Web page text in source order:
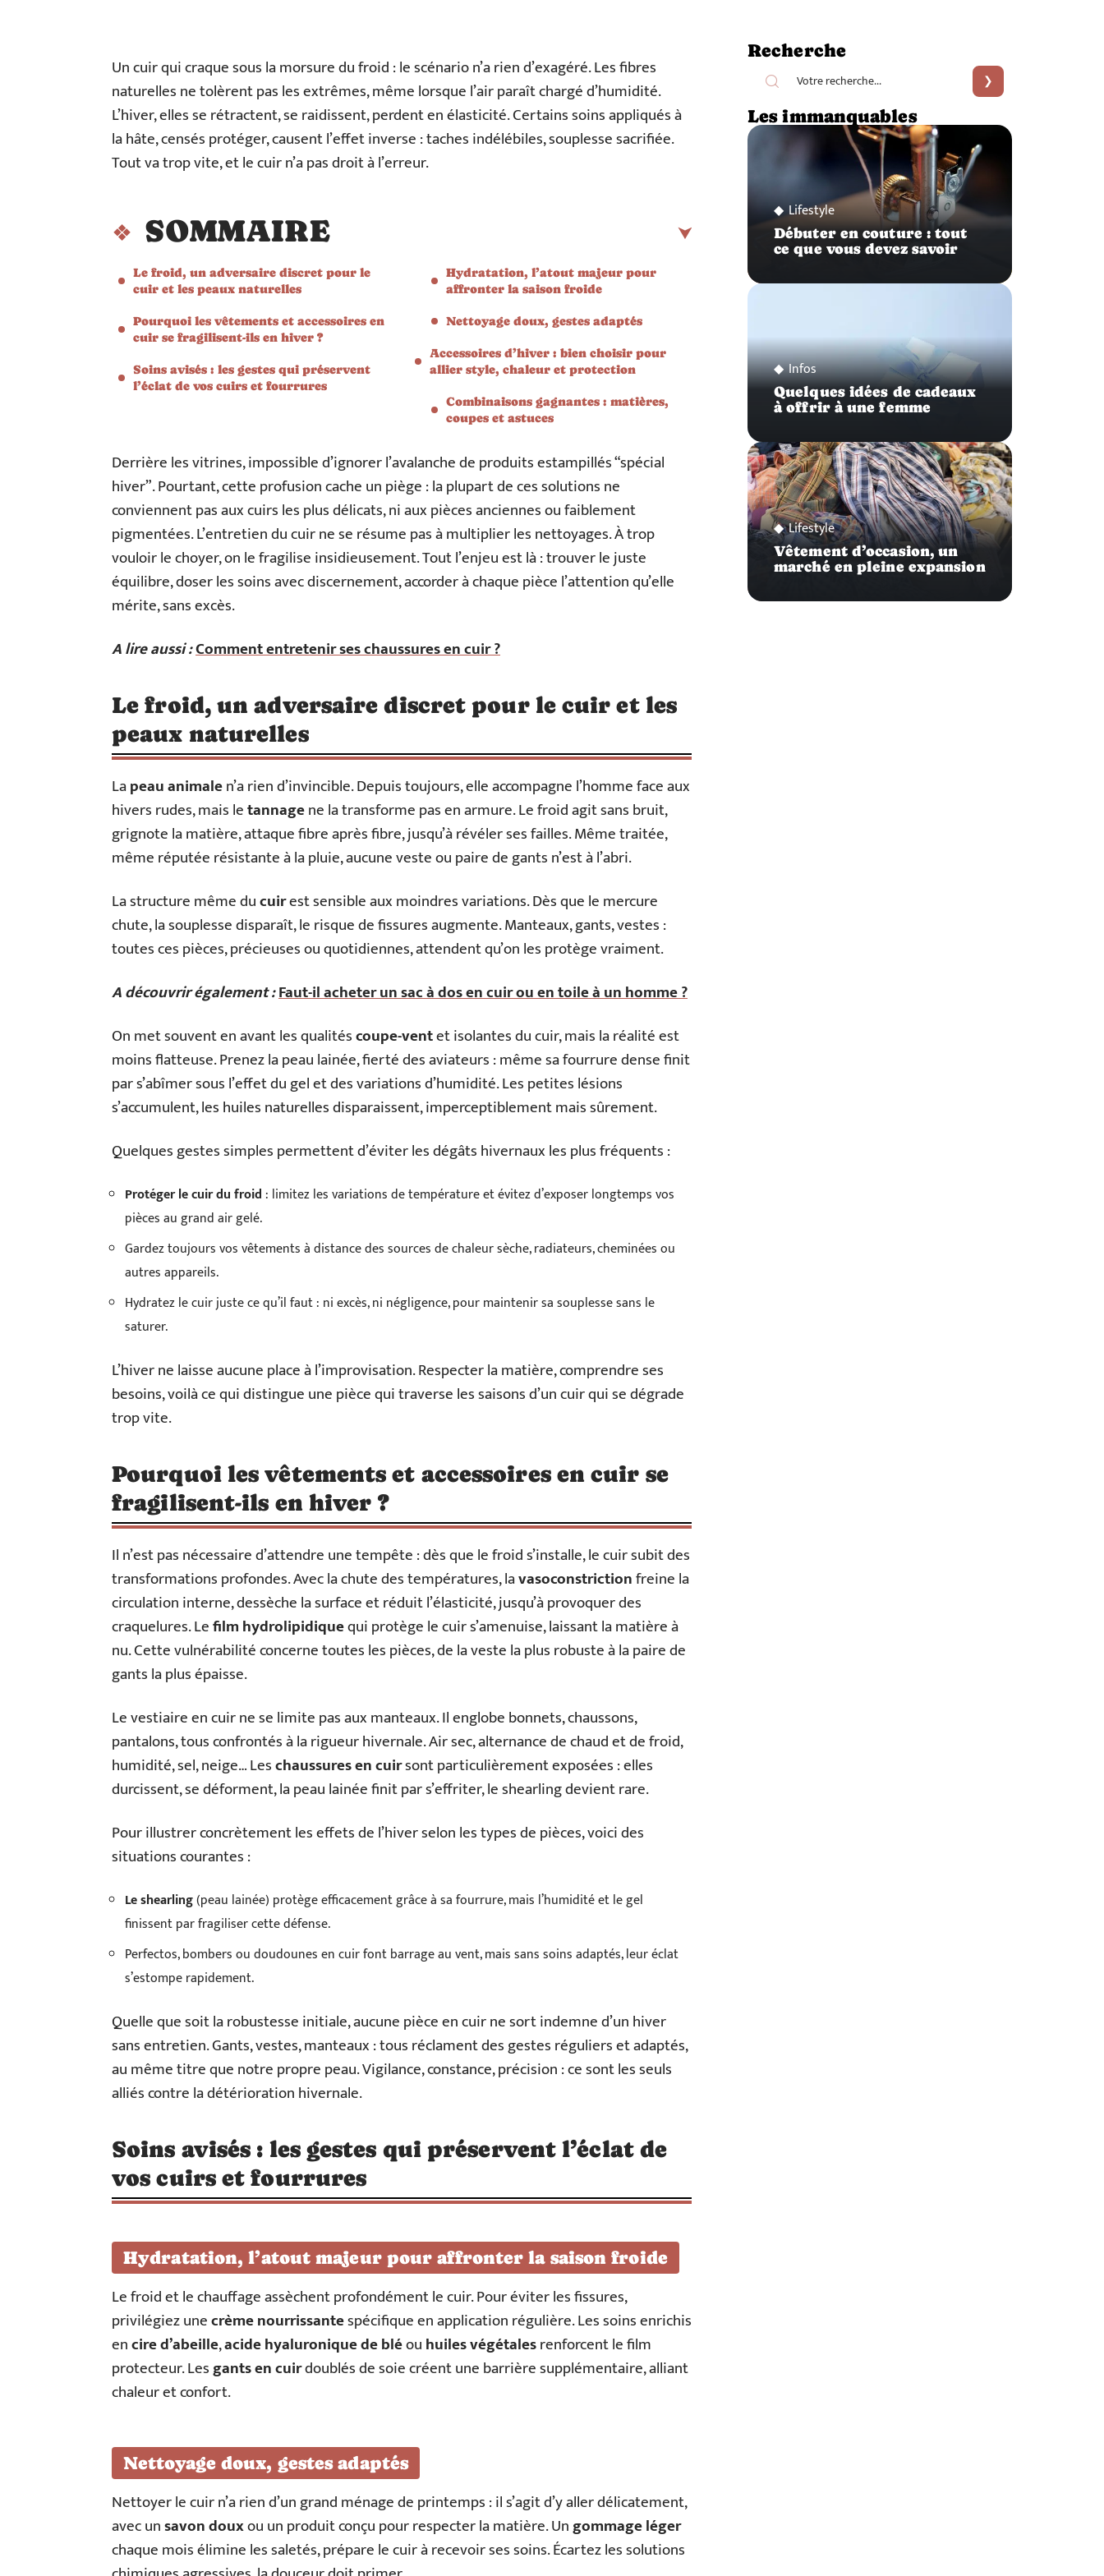
Un cuir qui craque sous la morsure du froid : le scénario n’a rien d’exagéré. Les fibres
naturelles ne tolèrent pas les extrêmes, même lorsque l’air paraît chargé d’humidité.
L’hiver, elles se rétractent, se raidissent, perdent en élasticité. Certains soins appliqués à
la hâte, censés protéger, causent l’effet inverse : taches indélébiles, souplesse sacrifiée.
Tout va trop vite, et le cuir n’a pas droit à l’erreur.
SOMMAIRE
Le froid, un adversaire discret pour le
cuir et les peaux naturelles
Pourquoi les vêtements et accessoires en
cuir se fragilisent-ils en hiver ?
Soins avisés : les gestes qui préservent
l’éclat de vos cuirs et fourrures
Hydratation, l’atout majeur pour
affronter la saison froide
Nettoyage doux, gestes adaptés
Accessoires d’hiver : bien choisir pour
allier style, chaleur et protection
Combinaisons gagnantes : matières,
coupes et astuces
Derrière les vitrines, impossible d’ignorer l’avalanche de produits estampillés “spécial
hiver”. Pourtant, cette profusion cache un piège : la plupart de ces solutions ne
conviennent pas aux cuirs les plus délicats, ni aux pièces anciennes ou faiblement
pigmentées. L’entretien du cuir ne se résume pas à multiplier les nettoyages. À trop
vouloir le choyer, on le fragilise insidieusement. Tout l’enjeu est là : trouver le juste
équilibre, doser les soins avec discernement, accorder à chaque pièce l’attention qu’elle
mérite, sans excès.
A lire aussi :Comment entretenir ses chaussures en cuir ?
Le froid, un adversaire discret pour le cuir et les
peaux naturelles
Lapeau animalen’a rien d’invincible. Depuis toujours, elle accompagne l’homme face aux
hivers rudes, mais letannagene la transforme pas en armure. Le froid agit sans bruit,
grignote la matière, attaque fibre après fibre, jusqu’à révéler ses failles. Même traitée,
même réputée résistante à la pluie, aucune veste ou paire de gants n’est à l’abri.
La structure même ducuirest sensible aux moindres variations. Dès que le mercure
chute, la souplesse disparaît, le risque de fissures augmente. Manteaux, gants, vestes :
toutes ces pièces, précieuses ou quotidiennes, attendent qu’on les protège vraiment.
A découvrir également :Faut-il acheter un sac à dos en cuir ou en toile à un homme ?
On met souvent en avant les qualitéscoupe-ventet isolantes du cuir, mais la réalité est
moins flatteuse. Prenez la peau lainée, fierté des aviateurs : même sa fourrure dense finit
par s’abîmer sous l’effet du gel et des variations d’humidité. Les petites lésions
s’accumulent, les huiles naturelles disparaissent, imperceptiblement mais sûrement.
Quelques gestes simples permettent d’éviter les dégâts hivernaux les plus fréquents :
Protéger le cuir du froid : limitez les variations de température et évitez d’exposer longtemps vos
pièces au grand air gelé.
Gardez toujours vos vêtements à distance des sources de chaleur sèche, radiateurs, cheminées ou
autres appareils.
Hydratez le cuir juste ce qu’il faut : ni excès, ni négligence, pour maintenir sa souplesse sans le
saturer.
L’hiver ne laisse aucune place à l’improvisation. Respecter la matière, comprendre ses
besoins, voilà ce qui distingue une pièce qui traverse les saisons d’un cuir qui se dégrade
trop vite.
Pourquoi les vêtements et accessoires en cuir se
fragilisent-ils en hiver ?
Il n’est pas nécessaire d’attendre une tempête : dès que le froid s’installe, le cuir subit des
transformations profondes. Avec la chute des températures, lavasoconstrictionfreine la
circulation interne, dessèche la surface et réduit l’élasticité, jusqu’à provoquer des
craquelures. Lefilm hydrolipidiquequi protège le cuir s’amenuise, laissant la matière à
nu. Cette vulnérabilité concerne toutes les pièces, de la veste la plus robuste à la paire de
gants la plus épaisse.
Le vestiaire en cuir ne se limite pas aux manteaux. Il englobe bonnets, chaussons,
pantalons, tous confrontés à la rigueur hivernale. Air sec, alternance de chaud et de froid,
humidité, sel, neige… Leschaussures en cuirsont particulièrement exposées : elles
durcissent, se déforment, la peau lainée finit par s’effriter, le shearling devient rare.
Pour illustrer concrètement les effets de l’hiver selon les types de pièces, voici des
situations courantes :
Le shearling(peau lainée) protège efficacement grâce à sa fourrure, mais l’humidité et le gel
finissent par fragiliser cette défense.
Perfectos, bombers ou doudounes en cuir font barrage au vent, mais sans soins adaptés, leur éclat
s’estompe rapidement.
Quelle que soit la robustesse initiale, aucune pièce en cuir ne sort indemne d’un hiver
sans entretien. Gants, vestes, manteaux : tous réclament des gestes réguliers et adaptés,
au même titre que notre propre peau. Vigilance, constance, précision : ce sont les seuls
alliés contre la détérioration hivernale.
Soins avisés : les gestes qui préservent l’éclat de
vos cuirs et fourrures
Hydratation, l’atout majeur pour affronter la saison froide
Le froid et le chauffage assèchent profondément le cuir. Pour éviter les fissures,
privilégiez unecrème nourrissantespécifique en application régulière. Les soins enrichis
encire d’abeille,acide hyaluronique de bléouhuiles végétalesrenforcent le film
protecteur. Lesgants en cuirdoublés de soie créent une barrière supplémentaire, alliant
chaleur et confort.
Nettoyage doux, gestes adaptés
Nettoyer le cuir n’a rien d’un grand ménage de printemps : il s’agit d’y aller délicatement,
avec unsavon douxou un produit conçu pour respecter la matière. Ungommage léger
chaque mois élimine les saletés, prépare le cuir à recevoir ses soins. Écartez les solutions
Recherche
Les immanquables
Lifestyle
Débuter en couture : tout
ce que vous devez savoir
Infos
Quelques idées de cadeaux
à offrir à une femme
Lifestyle
Vêtement d’occasion, un
marché en pleine expansion